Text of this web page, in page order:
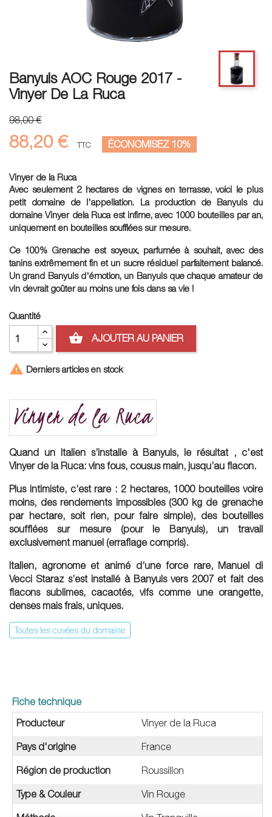
Banyuls AOC Rouge 2017 -
Vinyer De La Ruca
98,00 €
88,20 € TTC ÉCONOMISEZ 10%
Vinyer de la Ruca
Avec seulement 2 hectares de vignes en terrasse, voici le plus
petit domaine de l'appellation. La production de Banyuls du
domaine Vinyer dela Ruca est infime, avec 1000 bouteilles par an,
uniquement en bouteilles soufflées sur mesure.
Ce 100% Grenache est soyeux, parfumée à souhait, avec des
tanins extrêmement fin et un sucre résiduel parfaitement balancé.
Un grand Banyuls d'émotion, un Banyuls que chaque amateur de
vin devrait goûter au moins une fois dans sa vie !
Quantité
shopping_basket AJOUTER AU PANIER
 Derniers articles en stock
Quand un Italien s’installe à Banyuls, le résultat , c'est
Vinyer de la Ruca: vins fous, cousus main, jusqu’au flacon.
Plus intimiste, c’est rare : 2 hectares, 1000 bouteilles voire
moins, des rendements impossibles (300 kg de grenache
par hectare, soit rien, pour faire simple), des bouteilles
soufflées sur mesure (pour le Banyuls), un travail
exclusivement manuel (erraflage compris).
Italien, agronome et animé d’une force rare, Manuel di
Vecci Staraz s’est installé à Banyuls vers 2007 et fait des
flacons sublimes, cacaotés, vifs comme une orangette,
denses mais frais, uniques.
Toutes les cuvées du domaine
Fiche technique
Producteur
Vinyer de la Ruca
Pays d'origine France
Région de production Roussillon
Type & Couleur Vin Rouge